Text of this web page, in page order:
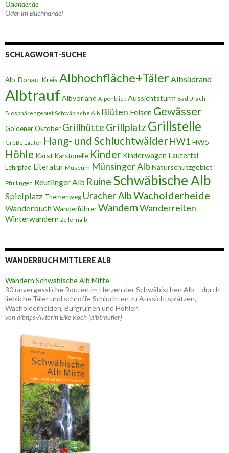
Osiander.de
Oder im Buchhandel
SCHLAGWORT-SUCHE
Alb-Donau-Kreis Albhochfläche+Täler Albsüdrand
Albtrauf Albvorland Alpenblick Aussichtsturm Bad Urach
Biosphärengebiet Schwäbische Alb Blüten Felsen Gewässer
Goldener Oktober Grillhütte Grillplatz Grillstelle
Große Lauter Hang- und SchluchtwälderHW1 HW5
Höhle Karst Karstquelle Kinder Kinderwagen Lautertal
Lehrpfad Literatur Museum Münsinger Alb Naturschutzgebiet
Pfullingen Reutlinger Alb Ruine Schwäbische Alb
Spielplatz Themenweg Uracher AlbWacholderheide
WanderbuchWanderführerWandernWanderreiten
Winterwandern Zollernalb
WANDERBUCH MITTLERE ALB
Wandern Schwäbische Alb Mitte
30 unvergessliche Routen im Herzen der Schwäbischen Alb – durch
liebliche Täler und schroffe Schluchten zu Aussichtsplätzen,
Wacholderheiden, Burgruinen und Höhlen
von albtips-Autorin Elke Koch (albträufler)